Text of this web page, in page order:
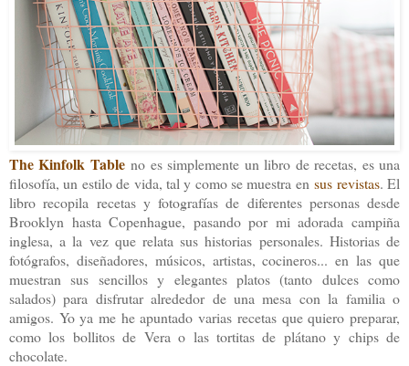
The Kinfolk Tableno es simplemente un libro de recetas, es una
filosofía, un estilo de vida, tal y como se muestra ensus revistas. El
libro recopila recetas y fotografías de diferentes personas desde
Brooklyn hasta Copenhague, pasando por mi adorada campiña
inglesa, a la vez que relata sus historias personales. Historias de
fotógrafos, diseñadores, músicos, artistas, cocineros... en las que
muestran sus sencillos y elegantes platos (tanto dulces como
salados) para disfrutar alrededor de una mesa con la familia o
amigos. Yo ya me he apuntado varias recetas que quiero preparar,
como los bollitos de Vera o las tortitas de plátano y chips de
chocolate.